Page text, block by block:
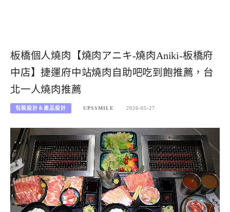
板橋個人燒肉【燒肉アニキ-燒肉Aniki-板橋府
中店】捷運府中站燒肉自助吧吃到飽推薦，台
北一人燒肉推薦
包裝設計＆產品設計 UPSSMILE 2026-05-27